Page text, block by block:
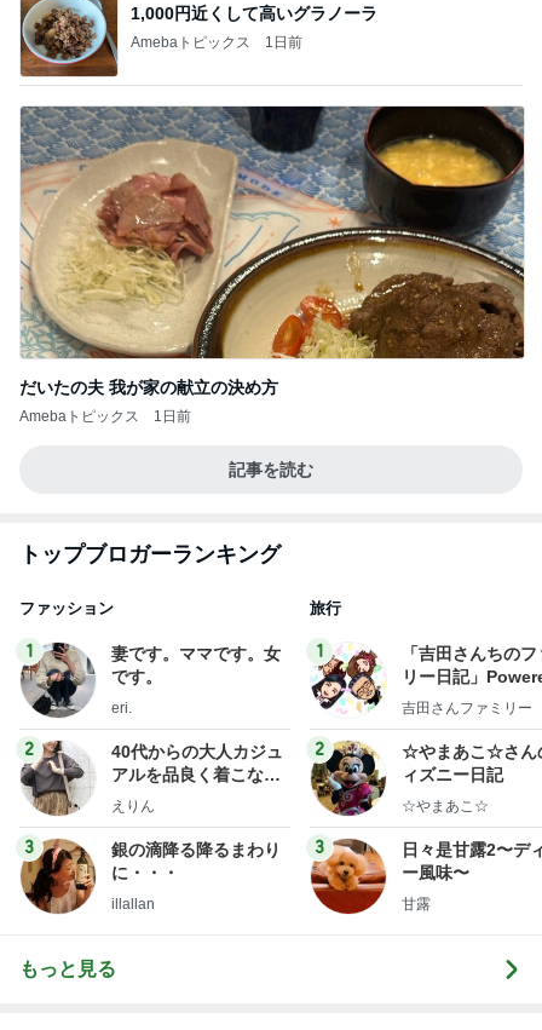
1,000円近くして高いグラノーラ
Amebaトピックス 1日前
だいたの夫 我が家の献立の決め方
Amebaトピックス 1日前
記事を読む
トップブロガーランキング
ファッション
1
妻です。ママです。女
です。
eri.
2
40代からの大人カジュ
アルを品良く着こなす
ファッションブログ
えりん
3
銀の滴降る降るまわり
に・・・
illallan
旅行
1
「吉田さんちの
リー日記」
y Ameba 吉田さ
ログ
吉田さんファミリー
2
☆やまあこ☆さん
ィズニー日記
☆やまあこ☆
3
日々是甘露2〜デ
ー風味〜
甘露
もっと見る